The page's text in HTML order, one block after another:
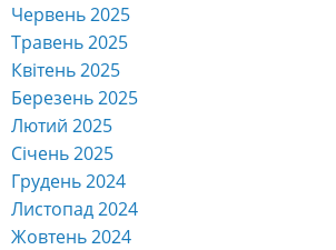
Червень 2025
Травень 2025
Квітень 2025
Березень 2025
Лютий 2025
Січень 2025
Грудень 2024
Листопад 2024
Жовтень 2024